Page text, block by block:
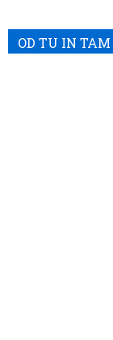
OD TU IN TAM